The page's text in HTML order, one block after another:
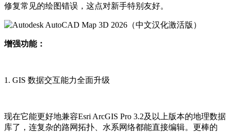
修复常见的绘图错误，这点对新手特别友好。
增强功能：
1. GIS 数据交互能力全面升级
现在它能更好地兼容Esri ArcGIS Pro 3.2及以上版本的地理数据
库了，连复杂的路网拓扑、水系网络都能直接编辑。更棒的